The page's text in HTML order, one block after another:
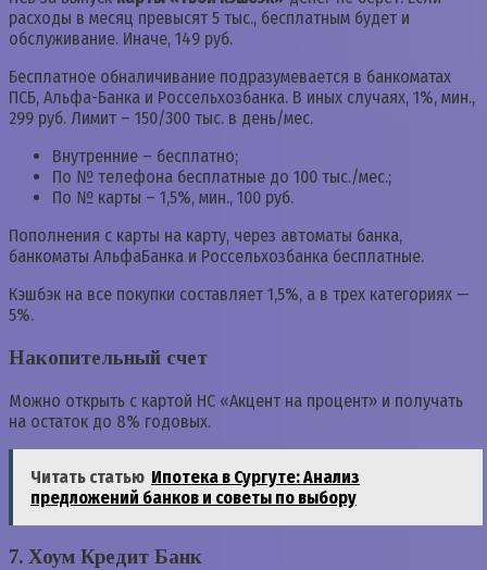
расходы в месяц превысят 5 тыс., бесплатным будет и
обслуживание. Иначе, 149 руб.
Бесплатное обналичивание подразумевается в банкоматах
ПСБ, Альфа-Банка и Россельхозбанка. В иных случаях, 1%, мин.,
299 руб. Лимит – 150/300 тыс. в день/мес.
Внутренние – бесплатно;
По № телефона бесплатные до 100 тыс./мес.;
По № карты – 1,5%, мин., 100 руб.
Пополнения с карты на карту, через автоматы банка,
банкоматы АльфаБанка и Россельхозбанка бесплатные.
Кэшбэк на все покупки составляет 1,5%, а в трех категориях —
5%.
Накопительный счет
Можно открыть с картой НС «Акцент на процент» и получать
на остаток до 8% годовых.
Читать статью Ипотека в Сургуте: Анализ
предложений банков и советы по выбору
7. Хоум Кредит Банк